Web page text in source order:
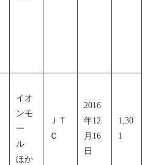
イオ
ンモ
ー
ル
ほか
ＪＴ
Ｃ
2016
年12
月16
日
1,30
1